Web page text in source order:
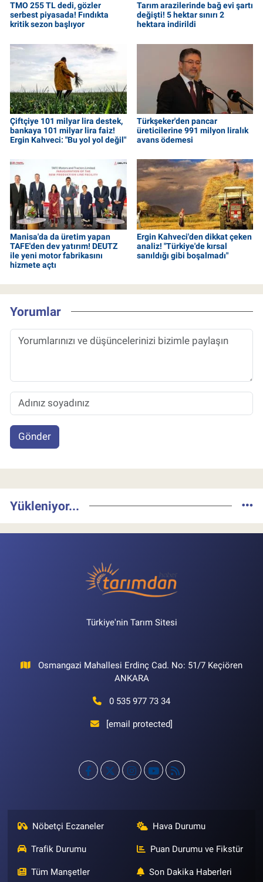
TMO 255 TL dedi, gözler
serbest piyasada! Fındıkta
kritik sezon başlıyor
Tarım arazilerinde bağ evi şartı
değişti! 5 hektar sınırı 2
hektara indirildi
Çiftçiye 101 milyar lira destek,
bankaya 101 milyar lira faiz!
Ergin Kahveci: "Bu yol yol değil"
Türkşeker'den pancar
üreticilerine 991 milyon liralık
avans ödemesi
Manisa'da da üretim yapan
TAFE'den dev yatırım! DEUTZ
ile yeni motor fabrikasını
hizmete açtı
Ergin Kahveci'den dikkat çeken
analiz! "Türkiye'de kırsal
sanıldığı gibi boşalmadı"
Yorumlar
Gönder
Yükleniyor...
Türkiye'nin Tarım Sitesi
Osmangazi Mahallesi Erdinç Cad. No: 51/7 Keçiören
ANKARA
0 535 977 73 34
[email protected]
Nöbetçi Eczaneler Hava Durumu
Trafik Durumu Puan Durumu ve Fikstür
Tüm Manşetler Son Dakika Haberleri